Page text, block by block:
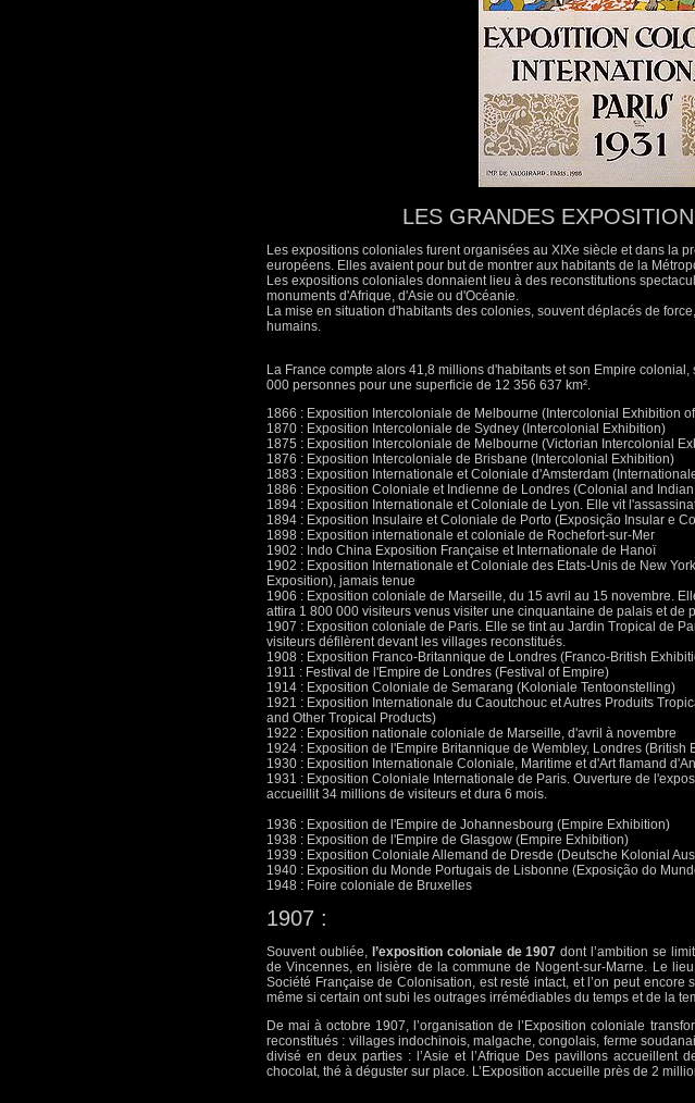
LES GRANDES
Les expositions coloniales furent organisées au XIXe siècle et dans la
européens. Elles avaient pour but de montrer aux habitants de la
Les expositions coloniales donnaient lieu à des reconstitutions
monuments d'Afrique, d'Asie ou d'Océanie.
La mise en situation d'habitants des colonies, souvent déplacés de
humains.
La France compte alors 41,8 millions d'habitants et son Empire
000 personnes pour une superficie de 12 356 637 km².
1866 : Exposition Intercoloniale de Melbourne (Intercolonial Exhibition
1870 : Exposition Intercoloniale de Sydney (Intercolonial Exhibition)
1875 : Exposition Intercoloniale de Melbourne (Victorian Intercolonial
1876 : Exposition Intercoloniale de Brisbane (Intercolonial Exhibition)
1883 : Exposition Internationale et Coloniale d'Amsterdam
1886 : Exposition Coloniale et Indienne de Londres (Colonial and
1894 : Exposition Internationale et Coloniale de Lyon. Elle vit
1894 : Exposition Insulaire et Coloniale de Porto (Exposição Insular e
1898 : Exposition internationale et coloniale de Rochefort-sur-Mer
1902 : Indo China Exposition Française et Internationale de Hanoï
1902 : Exposition Internationale et Coloniale des Etats-Unis de New
Exposition), jamais tenue
1906 : Exposition coloniale de Marseille, du 15 avril au 15 novembre.
attira 1 800 000 visiteurs venus visiter une cinquantaine de palais et de
1907 : Exposition coloniale de Paris. Elle se tint au Jardin Tropical de
visiteurs défilèrent devant les villages reconstitués.
1908 : Exposition Franco-Britannique de Londres (Franco-British
1911 : Festival de l'Empire de Londres (Festival of Empire)
1914 : Exposition Coloniale de Semarang (Koloniale Tentoonstelling)
1921 : Exposition Internationale du Caoutchouc et Autres Produits
and Other Tropical Products)
1922 : Exposition nationale coloniale de Marseille, d'avril à novembre
1924 : Exposition de l'Empire Britannique de Wembley, Londres (British
1930 : Exposition Internationale Coloniale, Maritime et d'Art flamand
1931 : Exposition Coloniale Internationale de Paris. Ouverture de
accueillit 34 millions de visiteurs et dura 6 mois.
1936 : Exposition de l'Empire de Johannesbourg (Empire Exhibition)
1938 : Exposition de l'Empire de Glasgow (Empire Exhibition)
1939 : Exposition Coloniale Allemand de Dresde (Deutsche Kolonial
1940 : Exposition du Monde Portugais de Lisbonne (Exposição do
1948 : Foire coloniale de Bruxelles
1907 :
Souvent oubliée, l’exposition coloniale de 1907 dont l’ambition se
de Vincennes, en lisière de la commune de Nogent-sur-Marne. Le
Société Française de Colonisation, est resté intact, et l’on peut
même si certain ont subi les outrages irrémédiables du temps et de la
De mai à octobre 1907, l’organisation de l’Exposition coloniale
reconstitués : villages indochinois, malgache, congolais, ferme
divisé en deux parties : l’Asie et l’Afrique Des pavillons accueillent
chocolat, thé à déguster sur place. L’Exposition accueille près de 2